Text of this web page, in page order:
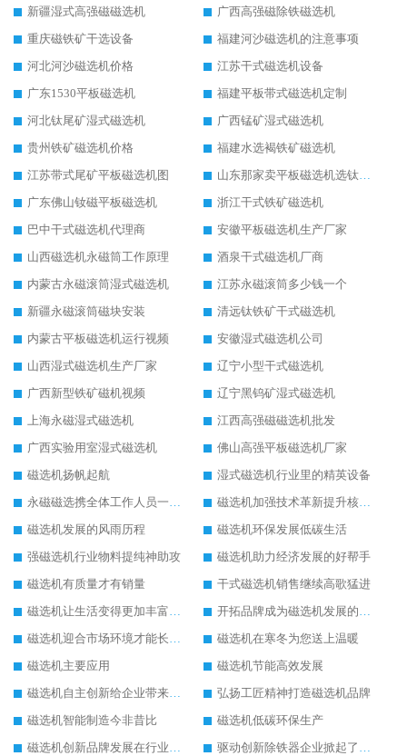
新疆湿式高强磁磁选机
广西高强磁除铁磁选机
重庆磁铁矿干选设备
福建河沙磁选机的注意事项
河北河沙磁选机价格
江苏干式磁选机设备
广东1530平板磁选机
福建平板带式磁选机定制
河北钛尾矿湿式磁选机
广西锰矿湿式磁选机
贵州铁矿磁选机价格
福建水选褐铁矿磁选机
江苏带式尾矿平板磁选机图
山东那家卖平板磁选机选钛矿用
广东佛山钕磁平板磁选机
浙江干式铁矿磁选机
巴中干式磁选机代理商
安徽平板磁选机生产厂家
山西磁选机永磁筒工作原理
酒泉干式磁选机厂商
内蒙古永磁滚筒湿式磁选机
江苏永磁滚筒多少钱一个
新疆永磁滚筒磁块安装
清远钛铁矿干式磁选机
内蒙古平板磁选机运行视频
安徽湿式磁选机公司
山西湿式磁选机生产厂家
辽宁小型干式磁选机
广西新型铁矿磁机视频
辽宁黑钨矿湿式磁选机
上海永磁湿式磁选机
江西高强磁磁选机批发
广西实验用室湿式磁选机
佛山高强平板磁选机厂家
磁选机扬帆起航
湿式磁选机行业里的精英设备
永磁磁选携全体工作人员一起闯
磁选机加强技术革新提升核心竞争力
磁选机发展的风雨历程
磁选机环保发展低碳生活
强磁选机行业物料提纯神助攻
磁选机助力经济发展的好帮手
磁选机有质量才有销量
干式磁选机销售继续高歌猛进
磁选机让生活变得更加丰富多彩
开拓品牌成为磁选机发展的有效武器
磁选机迎合市场环境才能长远发展
磁选机在寒冬为您送上温暖
磁选机主要应用
磁选机节能高效发展
磁选机自主创新给企业带来了阳光
弘扬工匠精神打造磁选机品牌
磁选机智能制造今非昔比
磁选机低碳环保生产
磁选机创新品牌发展在行业的顶端
驱动创新除铁器企业掀起了发展风暴